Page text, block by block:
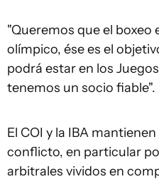
"Queremos que el boxeo
olímpico, ése es el
podrá estar en los
tenemos un socio fiable".
El COI y la IBA
conflicto, en particular
arbitrales vividos en